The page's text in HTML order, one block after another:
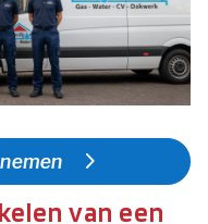
van een